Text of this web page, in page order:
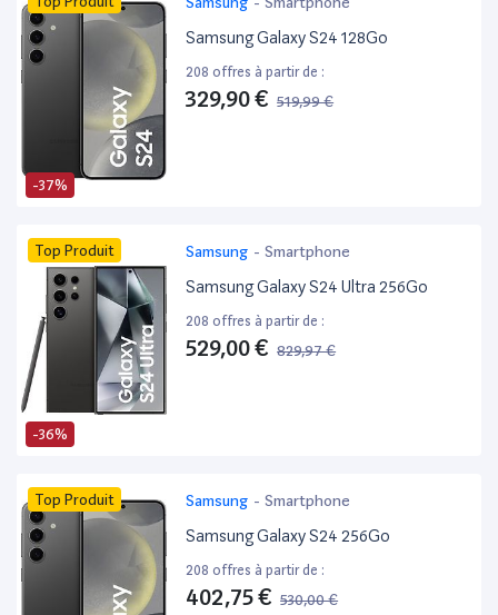
-37%
Samsung Galaxy S24 128Go
208 offres à partir de :
329,90 € 519,99 €
-36%
Top Produit Samsung - Smartphone
Samsung Galaxy S24 Ultra 256Go
208 offres à partir de :
529,00 € 829,97 €
Top Produit Samsung - Smartphone
Samsung Galaxy S24 256Go
208 offres à partir de :
402,75 € 530,00 €